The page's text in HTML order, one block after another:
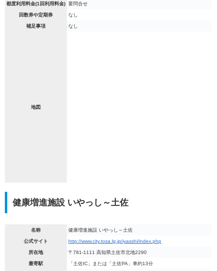
都度利用料金(1回利用料金) 要問合せ
回数券や定期券 なし
補足事項 なし
地図
健康増進施設 いやっし～土佐
名称 健康増進施設 いやっし～土佐
公式サイト http://www.city.tosa.lg.jp/iyasshi/index.php
所在地 〒781-1111 高知県土佐市北地2290
最寄駅 「土佐IC」または「土佐PA」車約13分